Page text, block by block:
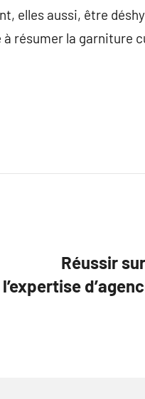
elles aussi, être
résumer la garniture
Réussir
l’expertise